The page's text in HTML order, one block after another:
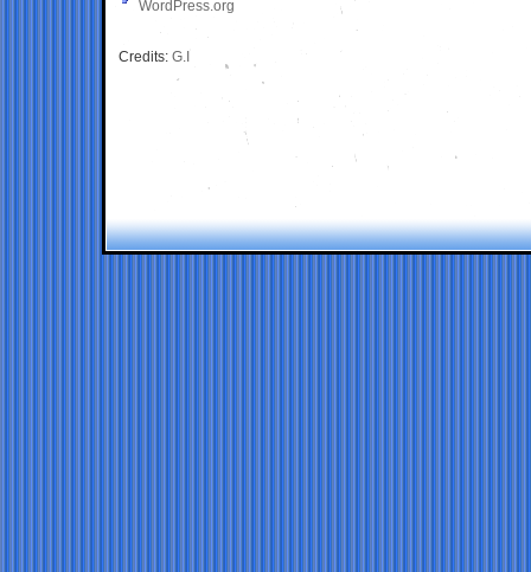
WordPress.org
Credits: G.I